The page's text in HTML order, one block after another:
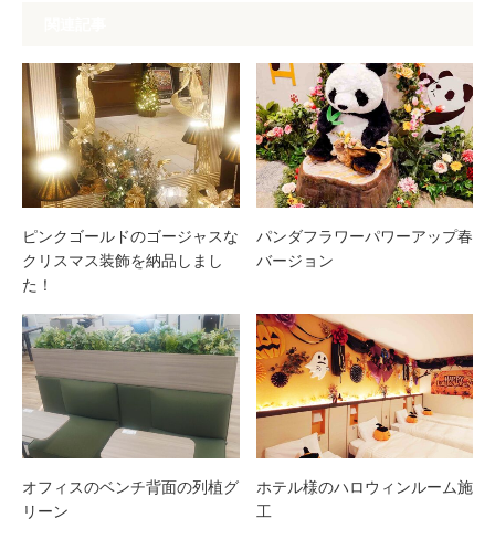
ピンクゴールドのゴージャスな
クリスマス装飾を納品しまし
た！
パンダフラワーパワーアップ春
バージョン
オフィスのベンチ背面の列植グ
リーン
ホテル様のハロウィンルーム施
工